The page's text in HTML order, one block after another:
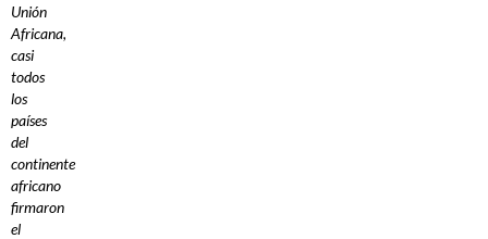
Unión
Africana,
casi
todos
los
países
del
continente
africano
firmaron
el